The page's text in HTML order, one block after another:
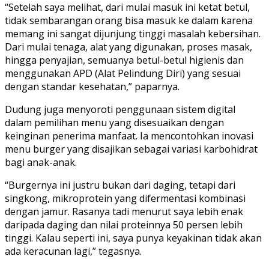
“Setelah saya melihat, dari mulai masuk ini ketat betul,
tidak sembarangan orang bisa masuk ke dalam karena
memang ini sangat dijunjung tinggi masalah kebersihan.
Dari mulai tenaga, alat yang digunakan, proses masak,
hingga penyajian, semuanya betul-betul higienis dan
menggunakan APD (Alat Pelindung Diri) yang sesuai
dengan standar kesehatan,” paparnya.
Dudung juga menyoroti penggunaan sistem digital
dalam pemilihan menu yang disesuaikan dengan
keinginan penerima manfaat. Ia mencontohkan inovasi
menu burger yang disajikan sebagai variasi karbohidrat
bagi anak-anak.
“Burgernya ini justru bukan dari daging, tetapi dari
singkong, mikroprotein yang difermentasi kombinasi
dengan jamur. Rasanya tadi menurut saya lebih enak
daripada daging dan nilai proteinnya 50 persen lebih
tinggi. Kalau seperti ini, saya punya keyakinan tidak akan
ada keracunan lagi,” tegasnya.